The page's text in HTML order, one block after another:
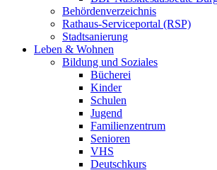
Behördenverzeichnis
Rathaus-Serviceportal (RSP)
Stadtsanierung
Leben & Wohnen
Bildung und Soziales
Bücherei
Kinder
Schulen
Jugend
Familienzentrum
Senioren
VHS
Deutschkurs